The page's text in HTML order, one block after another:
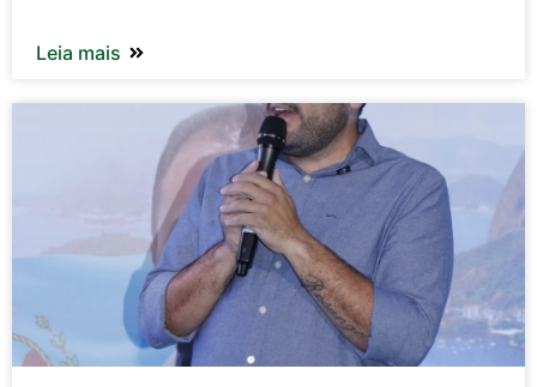
Leia mais